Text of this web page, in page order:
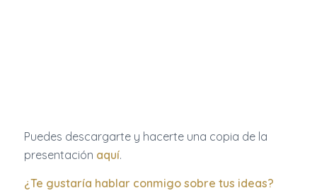
Puedes descargarte y hacerte una copia de la
presentación aquí.
¿Te gustaría hablar conmigo sobre tus ideas?